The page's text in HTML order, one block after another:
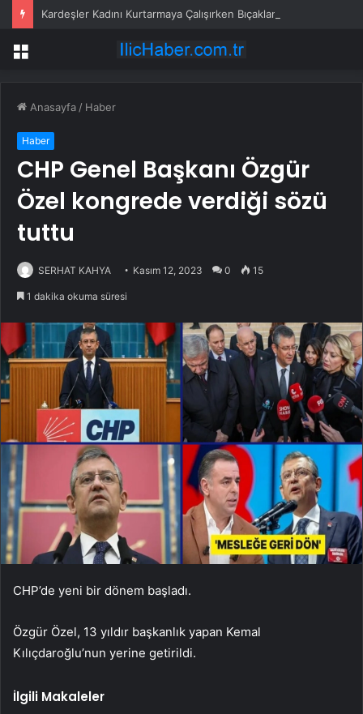
Kardeşler Kadını Kurtarmaya Çalışırken Bıçaklandı
Menü
Anasayfa / Haber
Haber
CHP Genel Başkanı Özgür
Özel kongrede verdiği sözü
tuttu
SERHAT KAHYA Kasım 12, 2023 0 15
1 dakika okuma süresi
CHP’de yeni bir dönem başladı.
Özgür Özel, 13 yıldır başkanlık yapan Kemal
Kılıçdaroğlu’nun yerine getirildi.
İlgili Makaleler